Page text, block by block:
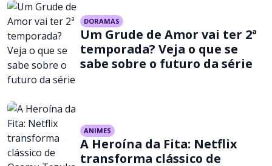
DORAMAS
Um Grude de Amor vai ter 2ª
temporada? Veja o que se
sabe sobre o futuro da série
ANIMES
A Heroína da Fita: Netflix
transforma clássico de